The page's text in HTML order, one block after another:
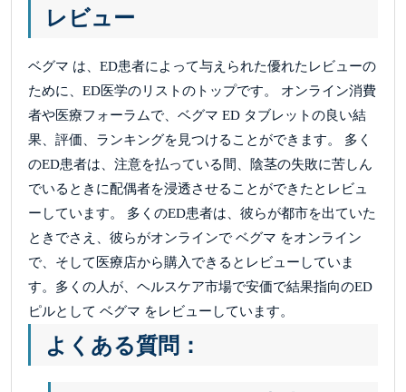
レビュー
ベグマ は、ED患者によって与えられた優れたレビューの
ために、ED医学のリストのトップです。 オンライン消費
者や医療フォーラムで、ベグマ ED タブレットの良い結
果、評価、ランキングを見つけることができます。 多く
のED患者は、注意を払っている間、陰茎の失敗に苦しん
でいるときに配偶者を浸透させることができたとレビュ
ーしています。 多くのED患者は、彼らが都市を出ていた
ときでさえ、彼らがオンラインで ベグマ をオンライン
で、そして医療店から購入できるとレビューしていま
す。多くの人が、ヘルスケア市場で安価で結果指向のED
ピルとして ベグマ をレビューしています。
よくある質問：